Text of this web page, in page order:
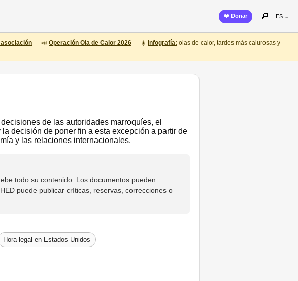
❤️ Donar 🔎 ES ⌄
— 📣 Operación Ola de Calor 2026 — ☀️ Infografía: olas de calor, tardes más calurosas y
de las autoridades marroquíes, el
decisión de poner fin a esta excepción a partir de
y las relaciones internacionales.
todo su contenido. Los documentos pueden
puede publicar críticas, reservas, correcciones o
Hora legal en Estados Unidos